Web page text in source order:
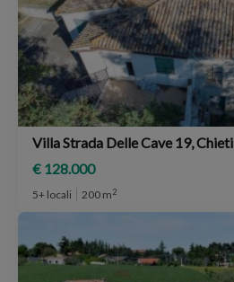
Villa Strada Delle Cave 19, Chieti
€ 128.000
5+ locali 200 m2